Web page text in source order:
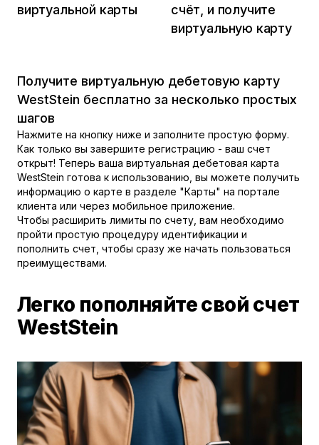
виртуальной карты
счёт, и получите
виртуальную карту
Получите виртуальную дебетовую карту
WestStein бесплатно за несколько простых
шагов
Нажмите на кнопку ниже и заполните простую форму.
Как только вы завершите регистрацию - ваш счет
открыт! Теперь ваша виртуальная дебетовая карта
WestStein готова к использованию, вы можете получить
информацию о карте в разделе "Карты" на портале
клиента или через мобильное приложение.
Чтобы расширить лимиты по счету, вам необходимо
пройти простую процедуру идентификации и
пополнить счет, чтобы сразу же начать пользоваться
преимуществами.
Легко пополняйте свой счет
WestStein